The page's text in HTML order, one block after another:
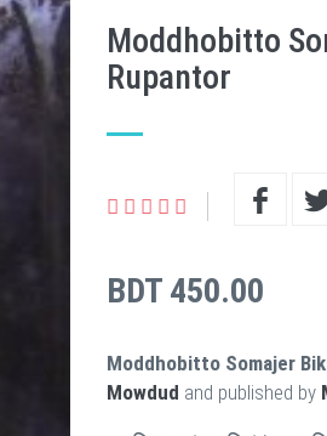
Moddhobitto
Rupantor
BDT 450.00
Moddhobitto Somajer
Mowdud and published by